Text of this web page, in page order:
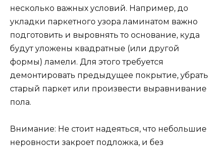
несколько важных условий. Например, до
укладки паркетного узора ламинатом важно
подготовить и выровнять то основание, куда
будут уложены квадратные (или другой
формы) ламели. Для этого требуется
демонтировать предыдущее покрытие, убрать
старый паркет или произвести выравнивание
пола.
Внимание: Не стоит надеяться, что небольшие
неровности закроет подложка, и без